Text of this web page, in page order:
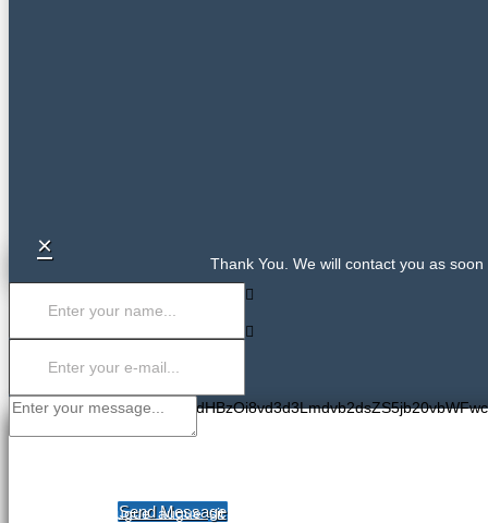
×
Thank You. We will contact you as
Send Message
Dolor aliquet augue augue sit magnis, magna aenean aenean